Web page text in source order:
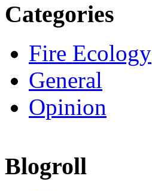
Categories
Fire Ecology
General
Opinion
Blogroll